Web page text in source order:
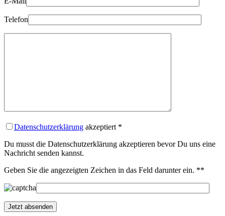
Telefon
Datenschutzerklärung akzeptiert *
Du musst die Datenschutzerklärung akzeptieren bevor Du uns eine
Nachricht senden kannst.
Geben Sie die angezeigten Zeichen in das Feld darunter ein. **